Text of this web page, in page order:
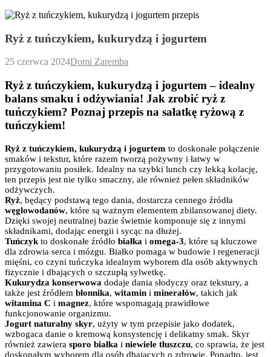
Ryż z tuńczykiem, kukurydzą i jogurtem
25 czerwca 2024Domi Zaremba
Ryż z tuńczykiem, kukurydzą i jogurtem – idealny
balans smaku i odżywiania! Jak zrobić ryż z
tuńczykiem? Poznaj przepis na sałatkę ryżową z
tuńczykiem!
Ryż z tuńczykiem, kukurydzą i jogurtem to doskonałe połączenie
smaków i tekstur, które razem tworzą pożywny i łatwy w
przygotowaniu posiłek. Idealny na szybki lunch czy lekką kolację,
ten przepis jest nie tylko smaczny, ale również pełen składników
odżywczych.
Ryż, będący podstawą tego dania, dostarcza cennego źródła
węglowodanów, które są ważnym elementem zbilansowanej diety.
Dzięki swojej neutralnej bazie świetnie komponuje się z innymi
składnikami, dodając energii i sycąc na dłużej.
Tuńczyk to doskonałe źródło białka i omega-3, które są kluczowe
dla zdrowia serca i mózgu. Białko pomaga w budowie i regeneracji
mięśni, co czyni tuńczyka idealnym wyborem dla osób aktywnych
fizycznie i dbających o szczupłą sylwetkę.
Kukurydza konserwowa dodaje dania słodyczy oraz tekstury, a
także jest źródłem błonnika, witamin i minerałów, takich jak
witamina C i magnez, które wspomagają prawidłowe
funkcjonowanie organizmu.
Jogurt naturalny skyr, użyty w tym przepisie jako dodatek,
wzbogaca danie o kremową konsystencję i delikatny smak. Skyr
również zawiera sporo białka i niewiele tłuszczu, co sprawia, że jest
doskonałym wyborem dla osób dbających o zdrowie. Ponadto, jest